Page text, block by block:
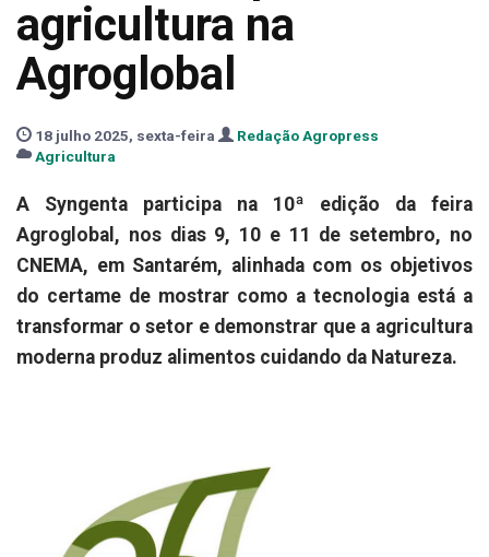
agricultura na
Agroglobal
18 julho 2025, sexta-feira
Redação Agropress
Agricultura
A Syngenta participa na 10ª edição da feira
Agroglobal, nos dias 9, 10 e 11 de setembro, no
CNEMA, em Santarém, alinhada com os objetivos
do certame de mostrar como a tecnologia está a
transformar o setor e demonstrar que a agricultura
moderna produz alimentos cuidando da Natureza.